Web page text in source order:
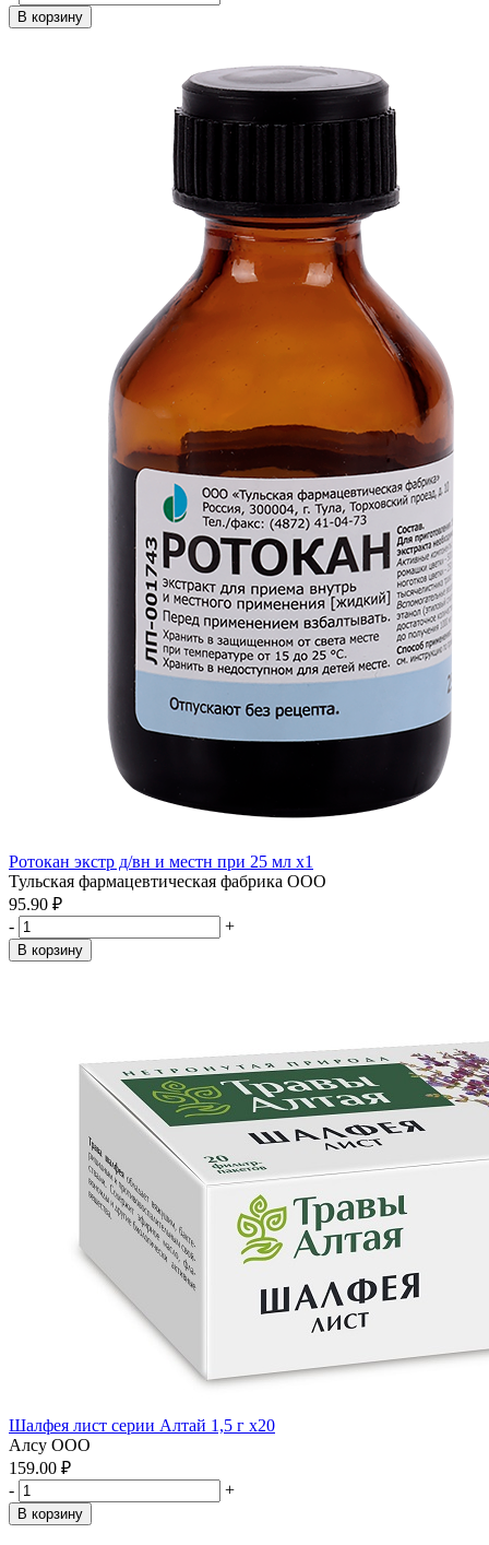
В корзину
Ротокан экстр д/вн и местн при 25 мл x1
Тульская фармацевтическая фабрика ООО
95.90 ₽
-
+
В корзину
Шалфея лист серии Алтай 1,5 г x20
Алсу ООО
159.00 ₽
-
+
В корзину